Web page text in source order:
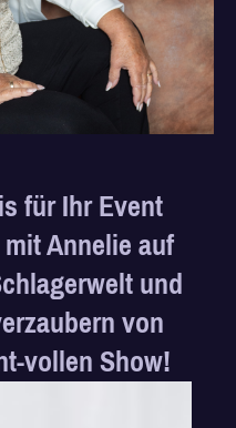
für Ihr Event
Annelie auf
und
von
vollen Show!